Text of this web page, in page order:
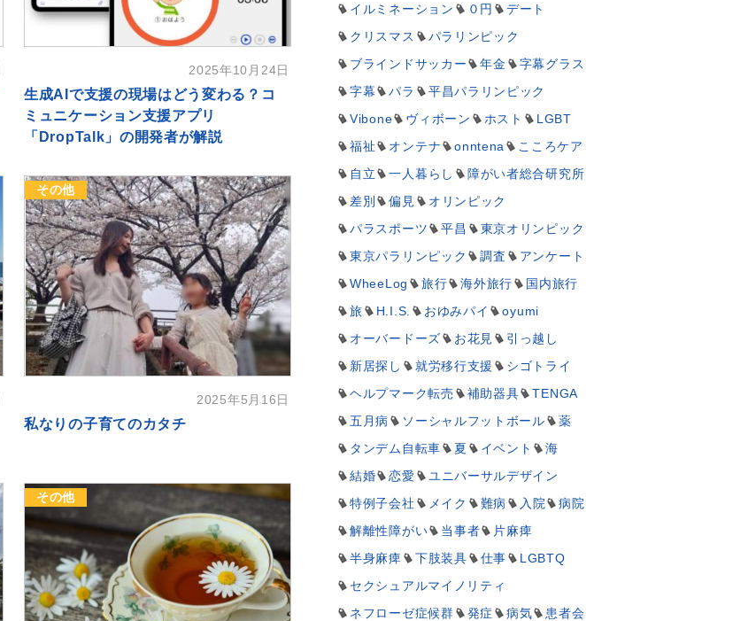
2025年10月24日
生成AIで支援の現場はどう変わる？コ
ミュニケーション支援アプリ
「DropTalk」の開発者が解説
その他
2025年5月16日
私なりの子育てのカタチ
その他
イルミネーション
０円
デート
クリスマス
パラリンピック
ブラインドサッカー
年金
字幕グラス
字幕
パラ
平昌パラリンピック
Vibone
ヴィボーン ホスト
LGBT
福祉
オンテナ onntena
こころケア
自立
一人暮らし
障がい者総合研究所
差別
偏見
オリンピック
パラスポーツ
平昌
東京オリンピック
東京パラリンピック
調査
アンケート
WheeLog
旅行 海外旅行
国内旅行
旅
H.I.S. おゆみパイ
oyumi
オーバードーズ
お花見
引っ越し
新居探し
就労移行支援
シゴトライ
ヘルプマーク転売
補助器具
TENGA
五月病
ソーシャルフットボール
薬
タンデム自転車
夏 イベント
海
結婚
恋愛
ユニバーサルデザイン
特例子会社
メイク 難病 入院
病院
解離性障がい
当事者
片麻痺
半身麻痺
下肢装具 仕事
LGBTQ
セクシュアルマイノリティ
ネフローゼ症候群
発症 病気
患者会